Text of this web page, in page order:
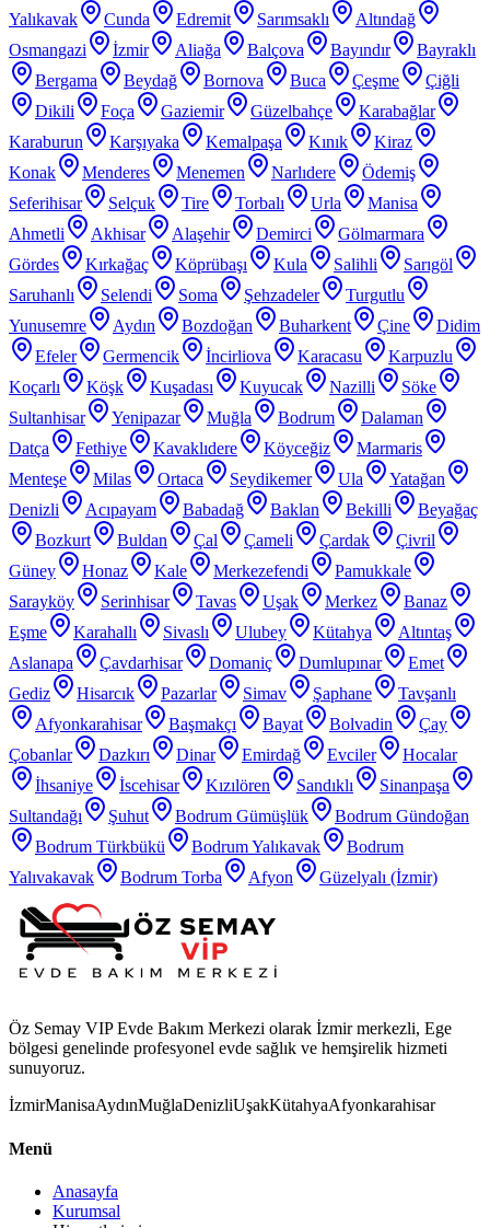
Yalıkavak
Cunda Edremit Sarımsaklı
Altındağ
Osmangazi
İzmir Aliağa Balçova Bayındır
Bayraklı
Bergama
Beydağ Bornova Buca Çeşme
Çiğli
Dikili
Foça Gaziemir Güzelbahçe
Karabağlar
Karaburun
Karşıyaka Kemalpaşa Kınık
Kiraz
Konak
Menderes Menemen Narlıdere
Ödemiş
Seferihisar
Selçuk Tire Torbalı Urla
Manisa
Ahmetli
Akhisar Alaşehir Demirci
Gölmarmara
Gördes
Kırkağaç Köprübaşı Kula Salihli
Sarıgöl
Saruhanlı
Selendi Soma Şehzadeler
Turgutlu
Yunusemre
Aydın Bozdoğan Buharkent Çine
Didim
Efeler
Germencik İncirliova Karacasu
Karpuzlu
Koçarlı
Köşk Kuşadası Kuyucak Nazilli
Söke
Sultanhisar
Yenipazar Muğla Bodrum
Dalaman
Datça
Fethiye Kavaklıdere Köyceğiz
Marmaris
Menteşe
Milas Ortaca Seydikemer Ula
Yatağan
Denizli
Acıpayam Babadağ Baklan Bekilli
Beyağaç
Bozkurt
Buldan Çal Çameli Çardak
Çivril
Güney
Honaz Kale Merkezefendi
Pamukkale
Sarayköy
Serinhisar Tavas Uşak Merkez
Banaz
Eşme
Karahallı Sivaslı Ulubey Kütahya
Altıntaş
Aslanapa
Çavdarhisar Domaniç Dumlupınar
Emet
Gediz
Hisarcık Pazarlar Simav Şaphane
Tavşanlı
Afyonkarahisar
Başmakçı Bayat Bolvadin
Çay
Çobanlar
Dazkırı Dinar Emirdağ Evciler
Hocalar
İhsaniye
İscehisar Kızılören Sandıklı
Sinanpaşa
Sultandağı
Şuhut Bodrum Gümüşlük
Bodrum Gündoğan
Bodrum Türkbükü
Bodrum Yalıkavak
Bodrum
Yalıvakavak
Bodrum Torba Afyon Güzelyalı (İzmir)
Öz Semay VIP Evde Bakım Merkezi olarak İzmir merkezli, Ege
bölgesi genelinde profesyonel evde sağlık ve hemşirelik hizmeti
sunuyoruz.
İzmirManisaAydınMuğlaDenizliUşakKütahyaAfyonkarahisar
Menü
Anasayfa
Kurumsal